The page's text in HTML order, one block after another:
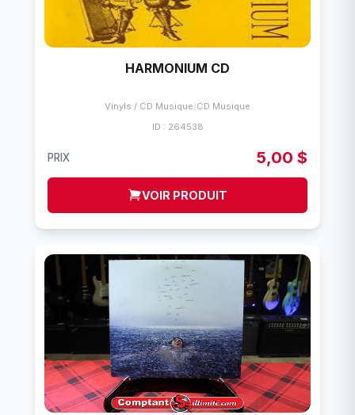
HARMONIUM CD
Vinyls / CD Musique/CD Musique
ID : 264538
PRIX 5,00 $
VOIR PRODUIT